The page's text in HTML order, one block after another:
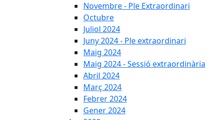
Novembre - Ple Extraordinari
Octubre
Juliol 2024
Juny 2024 - Ple extraordinari
Maig 2024
Maig 2024 - Sessió extraordinària
Abril 2024
Març 2024
Febrer 2024
Gener 2024